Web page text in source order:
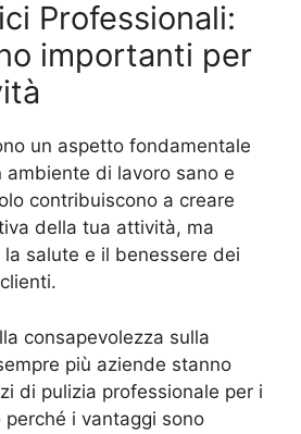
Professionali:
importanti per
un aspetto fondamentale
ambiente di lavoro sano e
contribuiscono a creare
della tua attività, ma
salute e il benessere dei
consapevolezza sulla
più aziende stanno
di pulizia professionale per i
i vantaggi sono